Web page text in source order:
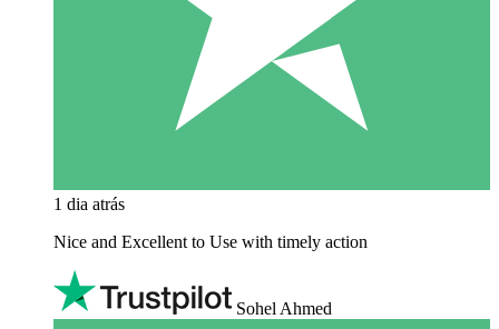
1 dia atrás
Nice and Excellent to Use with timely action
Sohel Ahmed